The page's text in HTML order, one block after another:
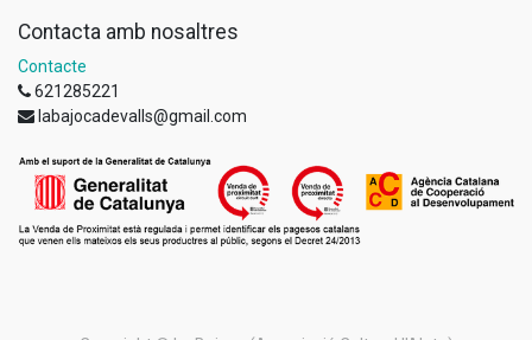
Contacta amb nosaltres
Contacte
621285221
labajocadevalls@gmail.com